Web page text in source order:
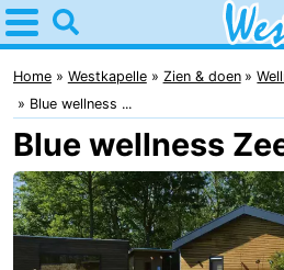
Home
Westkapelle
Tips
Voor
kinderen
Overnachten
Home Westkapelle Zien & doen
Blue wellness ...
Blue wellness